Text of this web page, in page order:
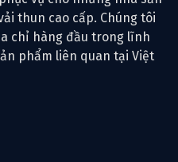
thun cao cấp. Chúng tôi
chỉ hàng đầu trong lĩnh
phẩm liên quan tại Việt